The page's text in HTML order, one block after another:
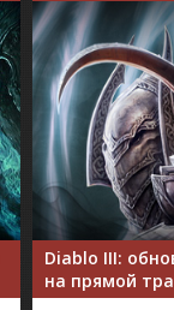
Diablo III:
на прямой